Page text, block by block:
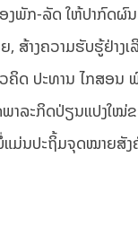
ພັກ-ລັດ ໃຫ້ປາກົດຜົນ
ສ້າງຄວາມຮັບຮູ້ຢ່າງເ
ຄິດ ປະທານ ໄກສອນ
ພາລະກິດປ່ຽນແປງໃ
ມ່ນປະຖິ້ມຈຸດໝາຍສັ